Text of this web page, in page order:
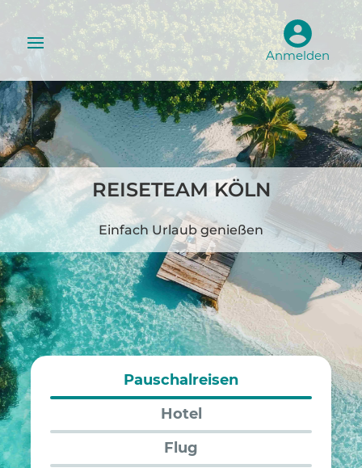
Anmelden
REISETEAM KÖLN
Einfach Urlaub genießen
Pauschalreisen
Hotel
Flug